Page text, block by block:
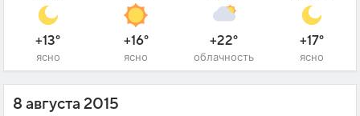
+13°
ясно
+16°
ясно
+22°
облачность
+17°
ясно
8 августа 2015